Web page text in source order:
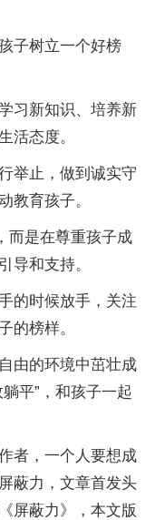
子树立一个好榜
习新知识、培养新
活态度。
举止，做到诚实守
教育孩子。
而是在尊重孩子成
导和支持。
的时候放手，关注
的榜样。
由的环境中茁壮成
平”，和孩子一起
者，一个人‬要想成
蔽力，文章首发头
屏蔽力》，本文版